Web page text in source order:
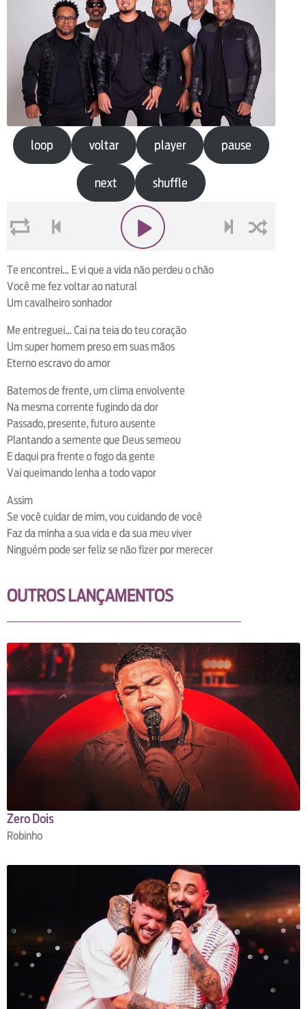
loop voltar player pause
next shuffle
Te encontrei… E vi que a vida não perdeu o chão
Você me fez voltar ao natural
Um cavalheiro sonhador
Me entreguei… Cai na teia do teu coração
Um super homem preso em suas mãos
Eterno escravo do amor
Batemos de frente, um clima envolvente
Na mesma corrente fugindo da dor
Passado, presente, futuro ausente
Plantando a semente que Deus semeou
E daqui pra frente o fogo da gente
Vai queimando lenha a todo vapor
Assim
Se você cuidar de mim, vou cuidando de você
Faz da minha a sua vida e da sua meu viver
Ninguém pode ser feliz se não fizer por merecer
OUTROS LANÇAMENTOS
Zero Dois
Robinho